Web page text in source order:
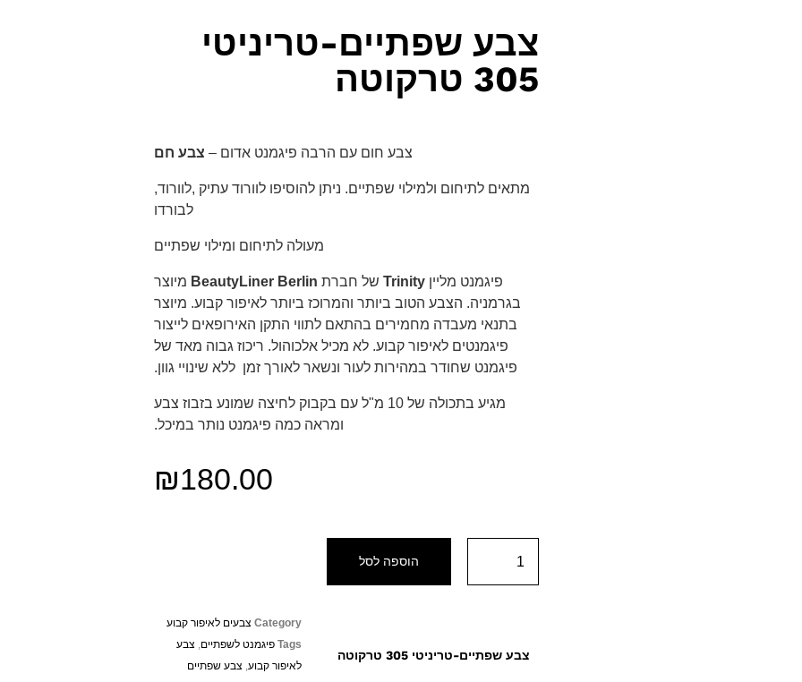
צבע שפתיים-טריניטי
305 טרקוטה
צבע חום עם הרבה פיגמנט אדום – צבע חם
מתאים לתיחום ולמילוי שפתיים. ניתן להוסיפו לוורוד עתיק ,לוורוד,
לבורדו
מעולה לתיחום ומילוי שפתיים
פיגמנט מליין Trinity של חברת BeautyLiner Berlin מיוצר
בגרמניה. הצבע הטוב ביותר והמרוכז ביותר לאיפור קבוע. מיוצר
בתנאי מעבדה מחמירים בהתאם לתווי התקן האירופאים לייצור
פיגמנטים לאיפור קבוע. לא מכיל אלכוהול. ריכוז גבוה מאד של
פיגמנט שחודר במהירות לעור ונשאר לאורך זמן ללא שינויי גוון.
מגיע בתכולה של 10 מ"ל עם בקבוק לחיצה שמונע בזבוז צבע
ומראה כמה פיגמנט נותר במיכל.
₪180.00
הוספה לסל
צבע שפתיים-טריניטי 305 טרקוטה
Category צבעים לאיפור קבוע
Tags פיגמנט לשפתיים, צבע
לאיפור קבוע, צבע שפתיים